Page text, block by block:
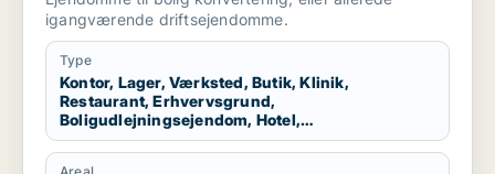
produktionslokaler eller garage til salg i
Nordsjælland
igangværende driftsejendomme.
Type
Kontor, Lager, Værksted, Butik, Klinik,
Restaurant, Erhvervsgrund,
Boligudlejningsejendom, Hotel,
Produktionslokaler, Garage